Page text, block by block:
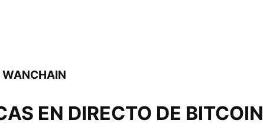
WANCHAIN
EN DIRECTO DE BITCOIN